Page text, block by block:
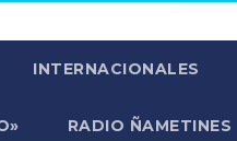
INTERNACIONALES
RADIO ÑAMETINES